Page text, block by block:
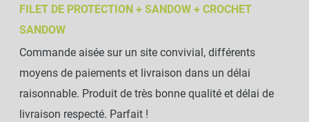
FILET DE PROTECTION + SANDOW + CROCHET
SANDOW
Commande aisée sur un site convivial, différents
moyens de paiements et livraison dans un délai
raisonnable. Produit de très bonne qualité et délai de
livraison respecté. Parfait !